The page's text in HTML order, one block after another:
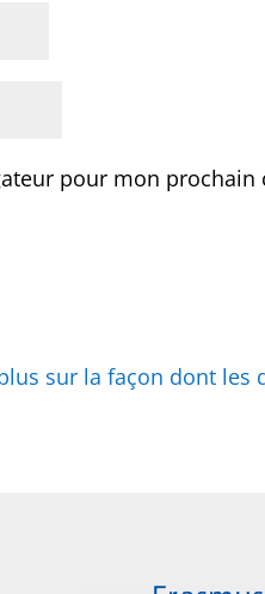
pour mon prochain
sur la façon dont